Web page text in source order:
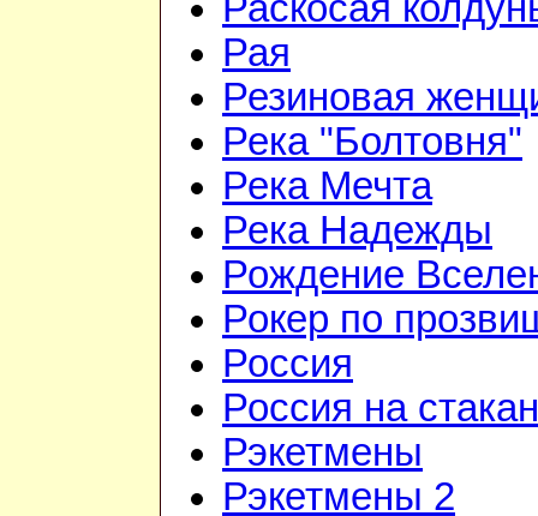
Раскосая
Рая
Резиновая
Река "Болтовня"
Река Мечта
Река Надежды
Рождение
Рокер по
Россия
Россия на
Рэкетмены
Рэкетмены 2